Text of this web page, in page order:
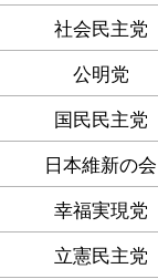
社会民主党
公明党
国民民主党
日本維新の会
幸福実現党
立憲民主党